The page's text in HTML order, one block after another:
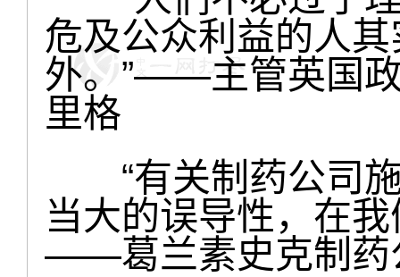
危及公众利益的人
外。”——主管英国
里格
“有关制药公司施
当大的误导性，在
——葛兰素史克制药